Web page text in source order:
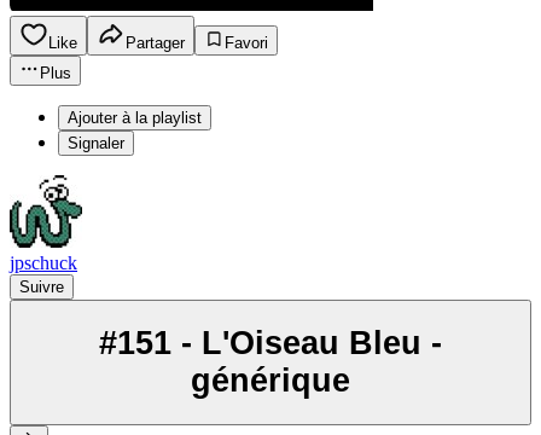
Like Partager
Favori
Plus
Ajouter à la playlist
Signaler
jpschuck
Suivre
#151 - L'Oiseau Bleu -
générique